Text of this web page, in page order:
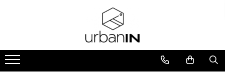
Lampi suspendate
Plafoniere
Portabil
Perete
Sistem de iluminat pe sina
Sine magnetice LVM
Sine magnetice LVM
Baterii lavoar
Baterii cada/dus
Oglinzi cu LED
Oglinzi decorative